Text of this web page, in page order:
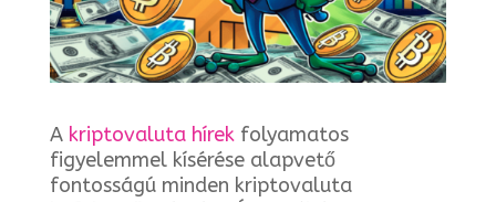
A kriptovaluta hírekfolyamatos
figyelemmel kísérése alapvető
fontosságú minden kriptovaluta